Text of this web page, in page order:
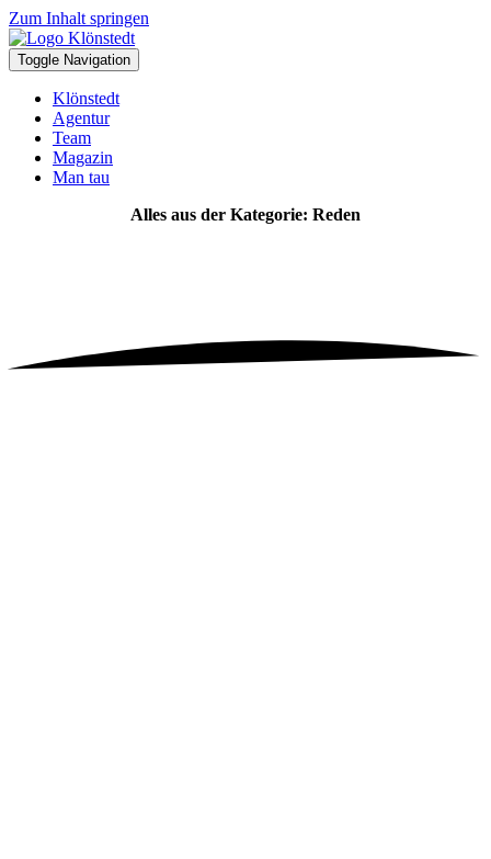
Zum Inhalt springen
Toggle Navigation
Klönstedt
Agentur
Team
Magazin
Man tau
Alles aus der Kategorie: Reden